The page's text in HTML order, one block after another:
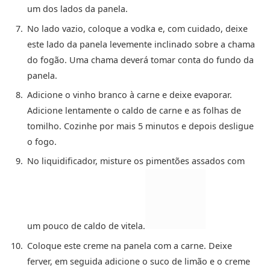
um dos lados da panela.
No lado vazio, coloque a vodka e, com cuidado, deixe
este lado da panela levemente inclinado sobre a chama
do fogão. Uma chama deverá tomar conta do fundo da
panela.
Adicione o vinho branco à carne e deixe evaporar.
Adicione lentamente o caldo de carne e as folhas de
tomilho. Cozinhe por mais 5 minutos e depois desligue
o fogo.
No liquidificador, misture os pimentões assados ​​com
um pouco de caldo de vitela.
Coloque este creme na panela com a carne. Deixe
ferver, em seguida adicione o suco de limão e o creme